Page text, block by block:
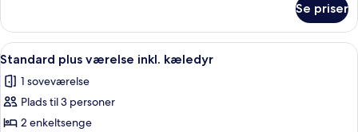
med
enkeltsenge
have-
område
Se priser
Indlæs
alle
billeder
af
Standard
Et hotelværelse med trægulv, to
1
Standard plus værelse inkl. kæledyr
1 soveværelse
Plads til 3 personer
2 enkeltsenge